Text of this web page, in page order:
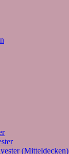
(Mitteldecken)